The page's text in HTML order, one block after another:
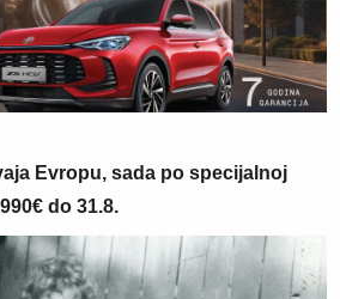
Evropu, sada po specijalnoj
do 31.8.